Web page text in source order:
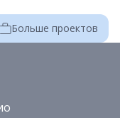
Больше проектов